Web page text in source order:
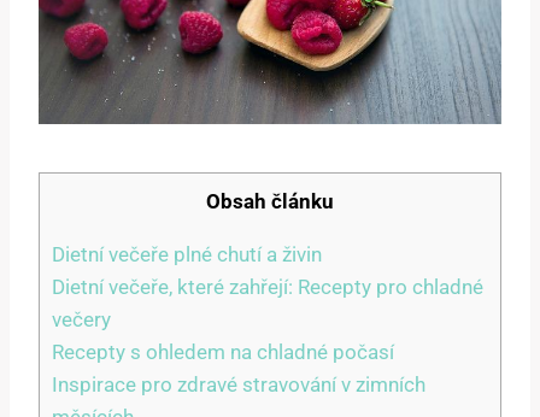
Obsah článku
Dietní večeře plné chutí a živin
Dietní večeře, které zahřejí: Recepty pro chladné
večery
Recepty s ohledem na chladné počasí
Inspirace pro zdravé stravování v zimních